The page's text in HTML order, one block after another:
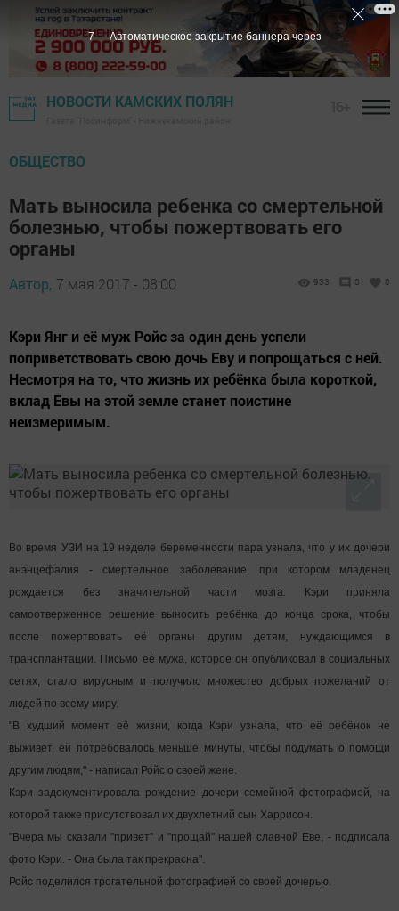
НОВОСТИ КАМСКИХ ПОЛЯН
ОБЩЕСТВО
Мать выносила ребенка со смертельной
болезнью, чтобы пожертвовать его
органы
Автор, 7 мая 2017 - 08:00 933 0 0
Кэри Янг и её муж Ройс за один день успели
поприветствовать свою дочь Еву и попрощаться с ней.
Несмотря на то, что жизнь их ребёнка была короткой,
вклад Евы на этой земле станет поистине
неизмеримым.
Во время УЗИ на 19 неделе беременности пара узнала, что у их дочери
анэнцефалия - смертельное заболевание, при котором младенец
рождается без значительной части мозга. Кэри приняла
самоотверженное решение выносить ребёнка до конца срока, чтобы
после пожертвовать её органы другим детям, нуждающимся в
трансплантации. Письмо её мужа, которое он опубликовал в социальных
сетях, стало вирусным и получило множество добрых пожеланий от
людей по всему миру.
"В худший момент её жизни, когда Кэри узнала, что её ребёнок не
выживет, ей потребовалось меньше минуты, чтобы подумать о помощи
другим людям," - написал Ройс о своей жене.
Кэри задокументировала рождение дочери семейной фотографией, на
которой также присутствовал их двухлетний сын Харрисон.
"Вчера мы сказали "привет" и "прощай" нашей славной Еве, - подписала
фото Кэри. - Она была так прекрасна".
Ройс поделился трогательной фотографией со своей дочерью.
6 Автоматическое закрытие баннера через